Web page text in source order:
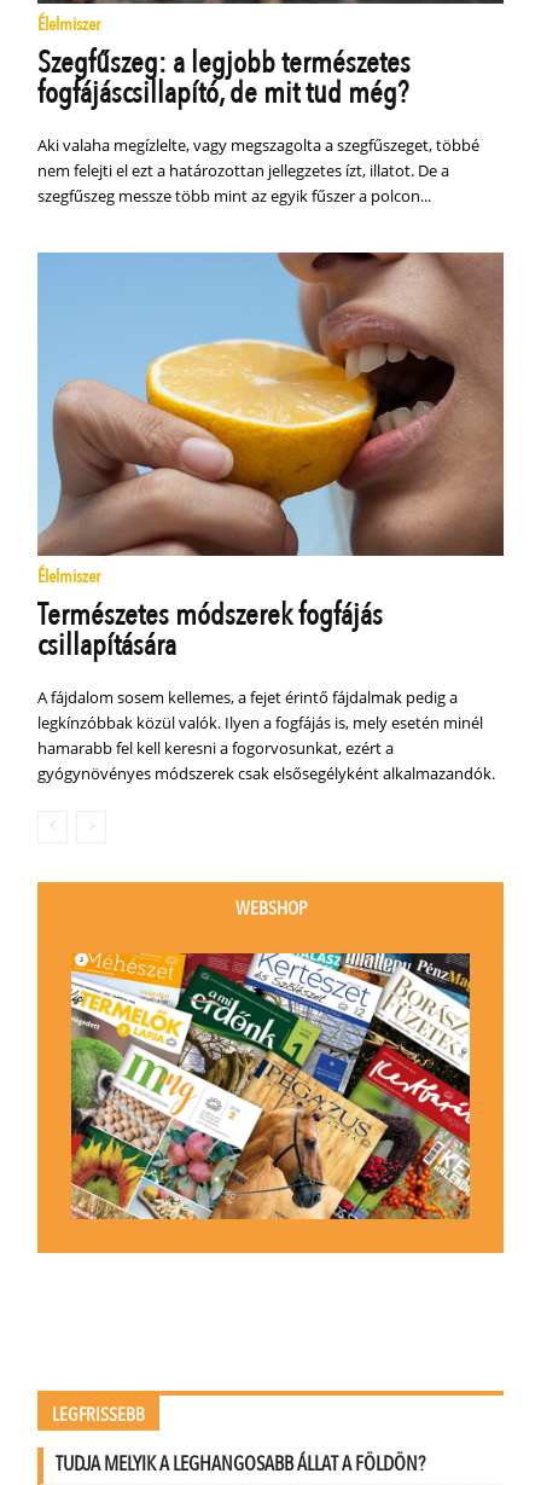
Élelmiszer
Szegfűszeg: a legjobb természetes
fogfájáscsillapító, de mit tud még?
Aki valaha megízlelte, vagy megszagolta a szegfűszeget, többé
nem felejti el ezt a határozottan jellegzetes ízt, illatot. De a
szegfűszeg messze több mint az egyik fűszer a polcon...
Élelmiszer
Természetes módszerek fogfájás
csillapítására
A fájdalom sosem kellemes, a fejet érintő fájdalmak pedig a
legkínzóbbak közül valók. Ilyen a fogfájás is, mely esetén minél
hamarabb fel kell keresni a fogorvosunkat, ezért a
gyógynövényes módszerek csak elsősegélyként alkalmazandók.
WEBSHOP
LEGFRISSEBB
TUDJA MELYIK A LEGHANGOSABB ÁLLAT A FÖLDÖN?